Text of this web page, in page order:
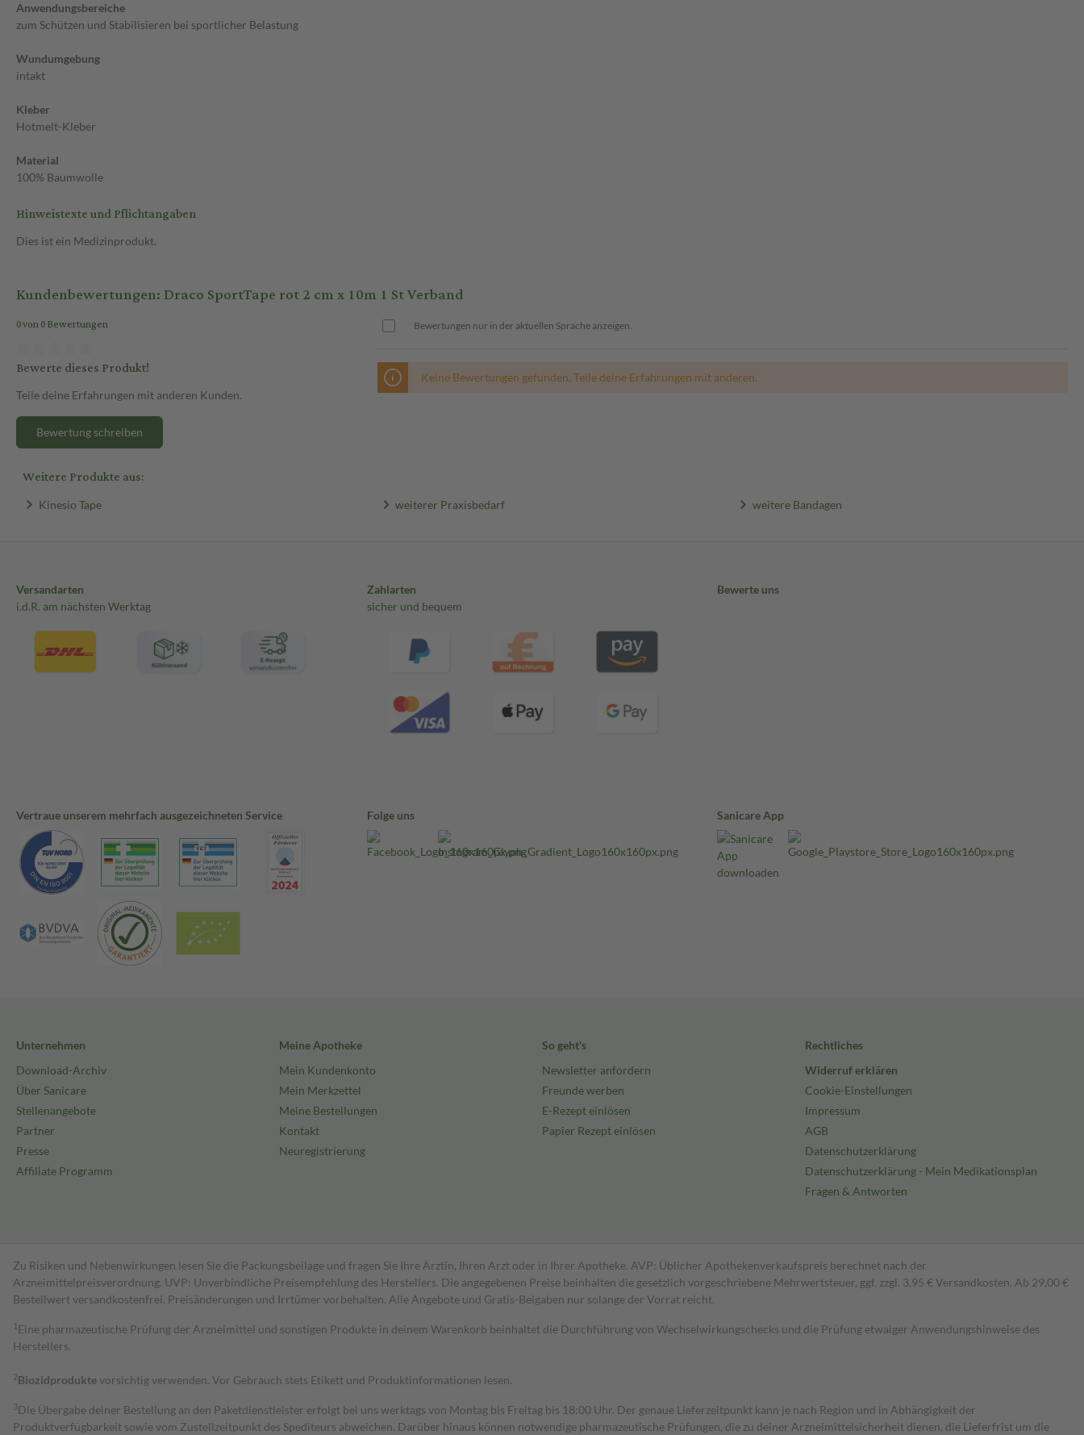
Anwendungsbereiche
zum Schützen und Stabilisieren bei sportlicher Belastung
Wundumgebung
intakt
Kleber
Hotmelt-Kleber
Material
100% Baumwolle
Hinweistexte und Pflichtangaben
Dies ist ein Medizinprodukt.
Kundenbewertungen: Draco SportTape rot 2 cm x 10m 1 St Verband
0 von 0 Bewertungen
Bewerte dieses Produkt!
Teile deine Erfahrungen mit anderen Kunden.
Bewertung schreiben
Bewertungen nur in der aktuellen Sprache anzeigen.
Keine Bewertungen gefunden. Teile deine Erfahrungen mit anderen.
Weitere Produkte aus:
Kinesio Tape weiterer Praxisbedarf weitere Bandagen
Versandarten
i.d.R. am nächsten Werktag
Zahlarten
sicher und bequem
Bewerte uns
Vertraue unserem mehrfach ausgezeichneten Service Folge uns Sanicare App
Unternehmen
Download-Archiv
Über Sanicare
Stellenangebote
Partner
Presse
Affiliate Programm
Meine Apotheke
Mein Kundenkonto
Mein Merkzettel
Meine Bestellungen
Kontakt
Neuregistrierung
So geht's
Newsletter anfordern
Freunde werben
E-Rezept einlösen
Papier Rezept einlösen
Rechtliches
Widerruf erklären
Cookie-Einstellungen
Impressum
AGB
Datenschutzerklärung
Datenschutzerklärung - Mein Medikationsplan
Fragen & Antworten
Zu Risiken und Nebenwirkungen lesen Sie die Packungsbeilage und fragen Sie Ihre Ärztin, Ihren Arzt oder in Ihrer Apotheke. AVP: Üblicher Apothekenverkaufspreis berechnet nach der
Arzneimittelpreisverordnung. UVP: Unverbindliche Preisempfehlung des Herstellers. Die angegebenen Preise beinhalten die gesetzlich vorgeschriebene Mehrwertsteuer, ggf. zzgl. 3,95 € Versandkosten. Ab 29,00 €
Bestell­wert versand­kosten­frei. Preisänderungen und Irrtümer vorbehalten. Alle Angebote und Gratis-Beigaben nur solange der Vorrat reicht.
1 Eine pharmazeutische Prüfung der Arzneimittel und sonstigen Produkte in deinem Warenkorb beinhaltet die Durchführung von Wechselwirkungschecks und die Prüfung etwaiger Anwendungshinweise des
Herstellers.
2Biozidproduktevorsichtig verwenden. Vor Gebrauch stets Etikett und Produktinformationen lesen.
3Die Übergabe deiner Bestellung an den Paketdienstleister erfolgt bei uns werktags von Montag bis Freitag bis 18:00 Uhr. Der genaue Lieferzeitpunkt kann je nach Region und in Abhängigkeit der
Produktverfügbarkeit sowie vom Zustellzeitpunkt des Spediteurs abweichen. Darüber hinaus können notwendige pharmazeutische Prüfungen, die zu deiner Arzneimittelsicherheit dienen, die Lieferfrist um die